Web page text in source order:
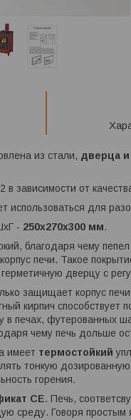
из стали, дверца
зависимости от
использоваться для
- 250х270х300 мм.
благодаря чему
печи. Такое
дверцу с
защищает корпус
кирпич способствует
в печах, футерованных
чему печь дольше
имеет термостойкий
тонкую
горения.
CE. Печь,
среду. Говоря простым